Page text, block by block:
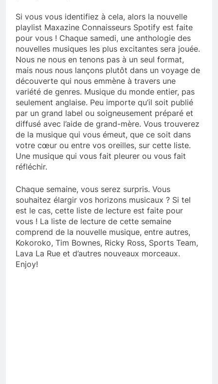
Si vous vous identifiez à cela, alors la nouvelle
playlist Maxazine Connaisseurs Spotify est faite
pour vous ! Chaque samedi, une anthologie des
nouvelles musiques les plus excitantes sera jouée.
Nous ne nous en tenons pas à un seul format,
mais nous nous lançons plutôt dans un voyage de
découverte qui nous emmène à travers une
variété de genres. Musique du monde entier, pas
seulement anglaise. Peu importe qu’il soit publié
par un grand label ou soigneusement préparé et
diffusé avec l’aide de grand-mère. Vous trouverez
de la musique qui vous émeut, que ce soit dans
votre cœur ou entre vos oreilles, sur cette liste.
Une musique qui vous fait pleurer ou vous fait
réfléchir.
Chaque semaine, vous serez surpris. Vous
souhaitez élargir vos horizons musicaux ? Si tel
est le cas, cette liste de lecture est faite pour
vous ! La liste de lecture de cette semaine
comprend de la nouvelle musique, entre autres,
Kokoroko, Tim Bownes, Ricky Ross, Sports Team,
Lava La Rue et d’autres nouveaux morceaux.
Enjoy!